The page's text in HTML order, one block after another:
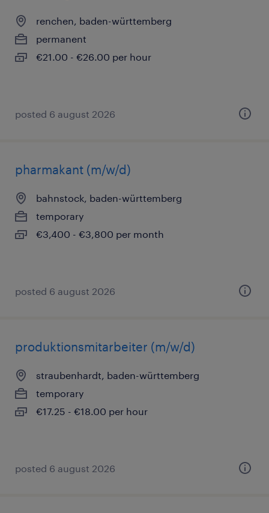
renchen, baden-württemberg
permanent
€21.00 - €26.00 per hour
posted 6 august 2026
pharmakant (m/w/d)
bahnstock, baden-württemberg
temporary
€3,400 - €3,800 per month
posted 6 august 2026
produktionsmitarbeiter (m/w/d)
straubenhardt, baden-württemberg
temporary
€17.25 - €18.00 per hour
posted 6 august 2026